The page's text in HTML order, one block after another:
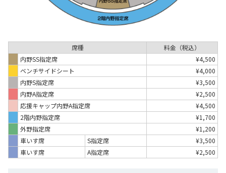
席種
料金（税込）
内野SS指定席
¥4,500
ベンチサイドシート
¥4,000
内野S指定席
¥3,500
内野A指定席
¥2,500
応援キャップ内野A指定席
¥4,500
2階内野指定席
¥1,700
外野指定席
¥1,200
車いす席
S指定席
¥3,500
車いす席
A指定席 ¥2,500